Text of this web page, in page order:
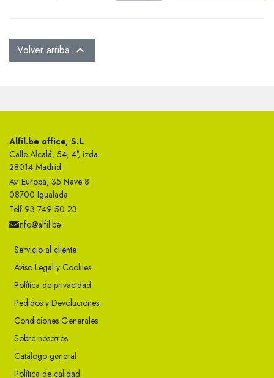
Volver arriba 
Alfil.be office, S.L
Calle Alcalá, 54, 4°, izda.
28014 Madrid
Av. Europa, 35 Nave 8
08700 Igualada
Telf 93 749 50 23
info@alfil.be
Servicio al cliente
Aviso Legal y Cookies
Política de privacidad
Pedidos y Devoluciones
Condiciones Generales
Sobre nosotros
Catálogo general
Política de calidad